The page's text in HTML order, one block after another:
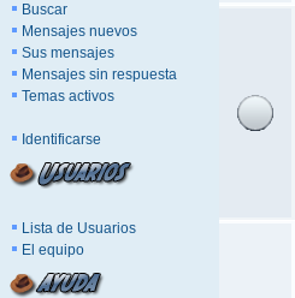
Buscar
Mensajes nuevos
Sus mensajes
Mensajes sin respuesta
Temas activos
Identificarse
Lista de Usuarios
El equipo